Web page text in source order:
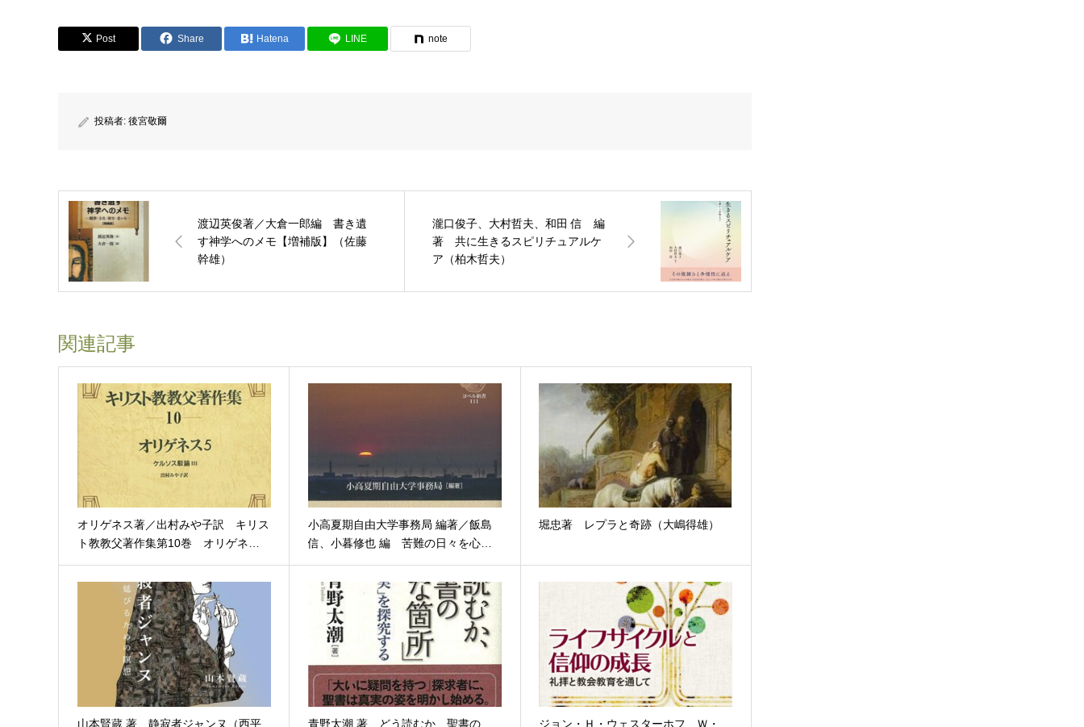
Post Share Hatena LINE note
投稿者: 後宮敬爾
渡辺英俊著／大倉一郎編 書き遺
す神学へのメモ【増補版】（佐藤
幹雄）
瀧口俊子、大村哲夫、和田 信 編
著 共に生きるスピリチュアルケ
ア（柏木哲夫）
関連記事
オリゲネス著／出村みや子訳 キリス
ト教教父著作集第10巻 オリゲネ…
小高夏期自由大学事務局 編著／飯島
信、小暮修也 編 苦難の日々を心…
堀忠著 レプラと奇跡（大嶋得雄）
山本賢蔵 著 静寂者ジャンヌ（西平 青野太潮 著 どう読むか、聖書の ジョン・Ｈ・ウェスターホフ、Ｗ・